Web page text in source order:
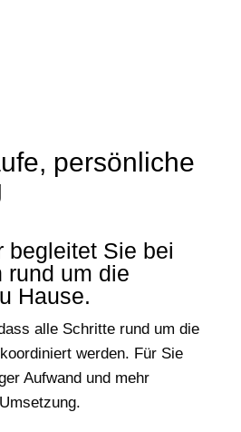
persönliche
begleitet Sie bei
rund um die
Hause.
alle Schritte rund um die
werden. Für Sie
Aufwand und mehr